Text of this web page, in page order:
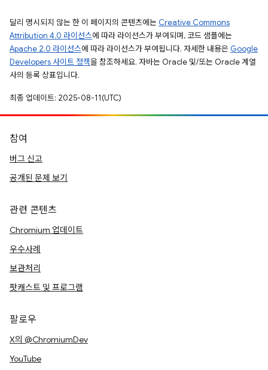
달리 명시되지 않는 한 이 페이지의 콘텐츠에는 Creative Commons
Attribution 4.0 라이선스에 따라 라이선스가 부여되며, 코드 샘플에는
Apache 2.0 라이선스에 따라 라이선스가 부여됩니다. 자세한 내용은 Google
Developers 사이트 정책을 참조하세요. 자바는 Oracle 및/또는 Oracle 계열
사의 등록 상표입니다.
최종 업데이트: 2025-08-11(UTC)
참여
버그 신고
공개된 문제 보기
관련 콘텐츠
Chromium 업데이트
우수사례
보관처리
팟캐스트 및 프로그램
팔로우
X의 @ChromiumDev
YouTube